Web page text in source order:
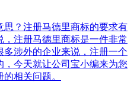
思？注册马德里商标的要求有
注册马德里商标是一件非常
涉外的企业来说，注册一个
，今天就让公司宝小编来为您
相关问题。